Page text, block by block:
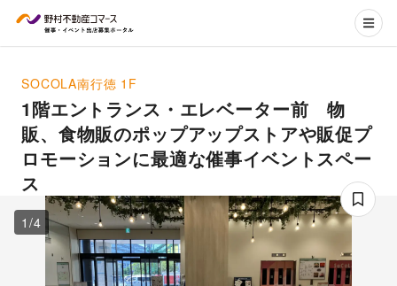
SOCOLA南行徳 1F
1階エントランス・エレベーター前 物
販、食物販のポップアップストアや販促プ
ロモーションに最適な催事イベントスペー
ス
1 /4